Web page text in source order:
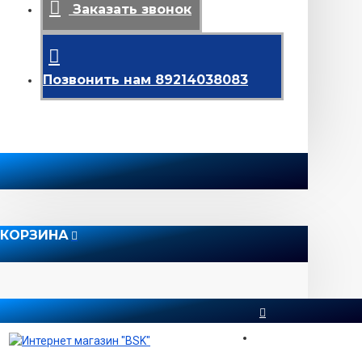
Заказать звонок
Позвонить нам 89214038083
КОРЗИНА